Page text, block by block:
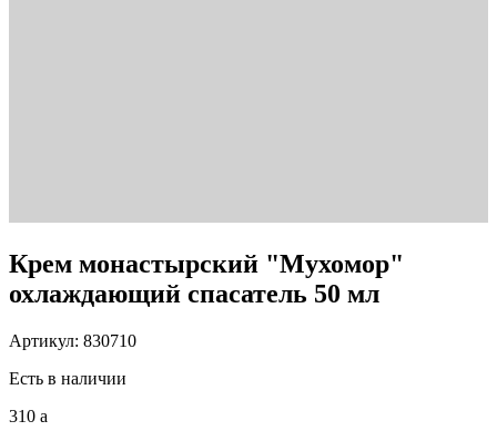
Крем монастырский "Мухомор"
охлаждающий спасатель 50 мл
Артикул: 830710
Есть в наличии
310 a